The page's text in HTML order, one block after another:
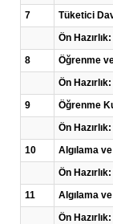
7
Tüketici
Ön
8
Öğrenme
Ön
9
Öğrenme
Ön
10
Algılama
Ön
11
Algılama
Ön